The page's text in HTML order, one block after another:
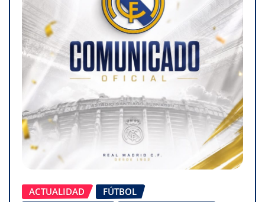
ACTUALIDAD
FÚTBOL